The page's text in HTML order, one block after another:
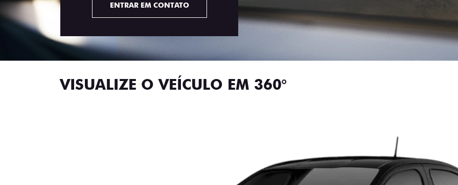
ENTRAR EM CONTATO
VISUALIZE O VEÍCULO EM 360°